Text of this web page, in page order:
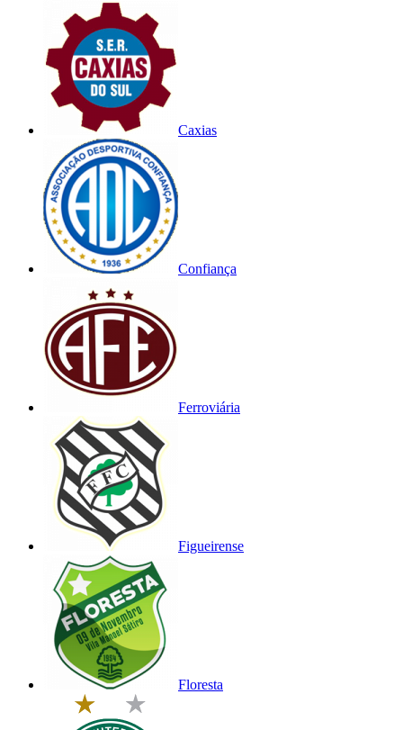
Caxias
Confiança
Ferroviária
Figueirense
Floresta